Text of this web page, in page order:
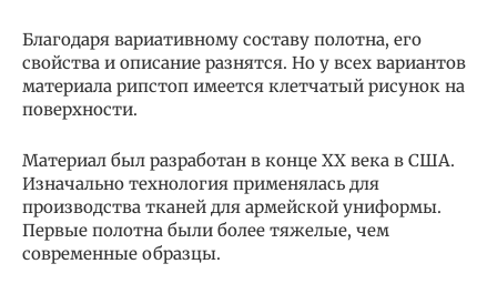
Благодаря вариативному составу полотна, его
свойства и описание разнятся. Но у всех вариантов
материала рипстоп имеется клетчатый рисунок на
поверхности.
Материал был разработан в конце XX века в США.
Изначально технология применялась для
производства тканей для армейской униформы.
Первые полотна были более тяжелые, чем
современные образцы.